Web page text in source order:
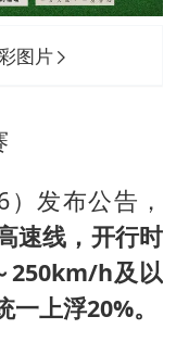
大暴雨
冲奖
构建更高水平的全民健身公共服务体系
男子被沙蜇蜇伤5小时后呼吸困难
图片
发布公告，
速线 ，开行时
250km/h及以
一上浮20%。